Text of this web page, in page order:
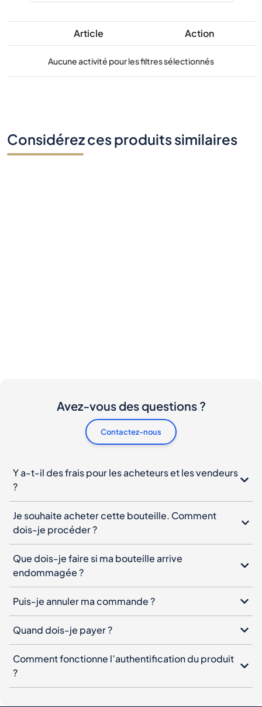
Article Action
Aucune activité pour les filtres sélectionnés
Considérez ces produits similaires
Avez-vous des questions ?
Contactez-nous
Y a-t-il des frais pour les acheteurs et les vendeurs
?
Je souhaite acheter cette bouteille. Comment
dois-je procéder ?
Que dois-je faire si ma bouteille arrive
endommagée ?
Puis-je annuler ma commande ?
Quand dois-je payer ?
Comment fonctionne l’authentification du produit
?